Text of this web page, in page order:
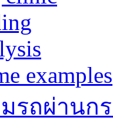
examples
มรถผ่านก